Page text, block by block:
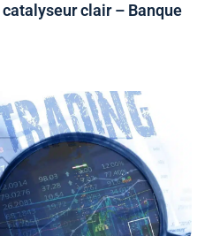
clair – Banque